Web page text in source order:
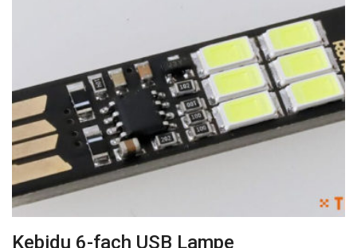
Kebidu 6-fach USB Lampe